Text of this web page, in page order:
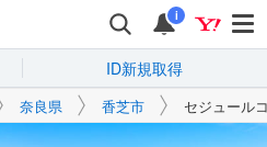
i
ID新規取得
奈良県 香芝市 セジュール
Yahoo!不動産